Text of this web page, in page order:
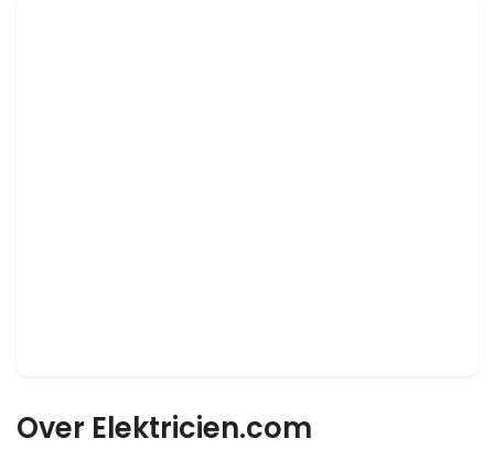
Over Elektricien.com